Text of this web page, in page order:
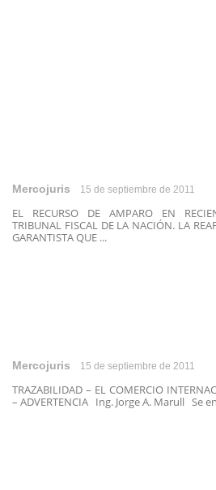
Mercojuris 15 de septiembre de 2011
EL RECURSO DE AMPARO EN
TRIBUNAL FISCAL DE LA NACIÓN. LA
GARANTISTA QUE ...
Mercojuris 15 de septiembre de 2011
TRAZABILIDAD – EL COMERCIO
– ADVERTENCIA Ing. Jorge A. Marull Se